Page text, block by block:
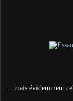
... mais évidemment